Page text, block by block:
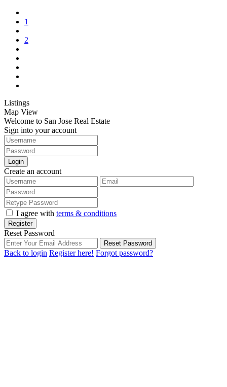
1
2
Listings
Map View
Welcome to San Jose Real Estate
Sign into your account
Login
Create an account
I agree with terms & conditions
Register
Reset Password
Reset Password
Back to login Register here! Forgot password?